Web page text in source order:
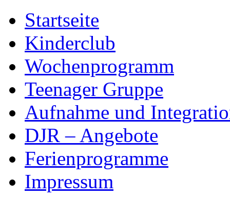
to
contentStartseite
Kinderclub
Wochenprogramm
Teenager Gruppe
Aufnahme und
DJR – Angebote
Ferienprogramme
Impressum